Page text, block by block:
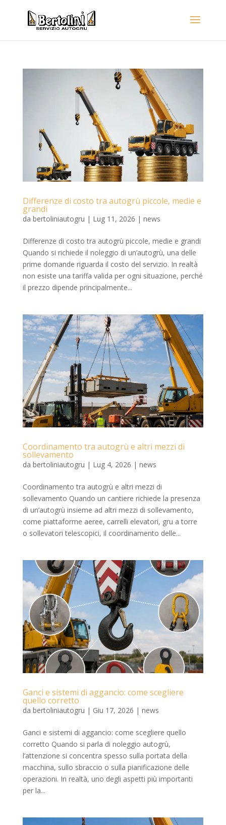
Differenze di costo tra autogrù piccole, medie e
grandi
da bertoliniautogru | Lug 11, 2026 | news
Differenze di costo tra autogrù piccole, medie e grandi
Quando si richiede il noleggio di un’autogrù, una delle
prime domande riguarda il costo del servizio. In realtà
non esiste una tariffa valida per ogni situazione, perché
il prezzo dipende principalmente...
Coordinamento tra autogrù e altri mezzi di
sollevamento
da bertoliniautogru | Lug 4, 2026 | news
Coordinamento tra autogrù e altri mezzi di
sollevamento Quando un cantiere richiede la presenza
di un’autogrù insieme ad altri mezzi di sollevamento,
come piattaforme aeree, carrelli elevatori, gru a torre
o sollevatori telescopici, il coordinamento delle...
Ganci e sistemi di aggancio: come scegliere
quello corretto
da bertoliniautogru | Giu 17, 2026 | news
Ganci e sistemi di aggancio: come scegliere quello
corretto Quando si parla di noleggio autogrù,
l’attenzione si concentra spesso sulla portata della
macchina, sullo sbraccio o sulla pianificazione delle
operazioni. In realtà, uno degli aspetti più importanti
per la...